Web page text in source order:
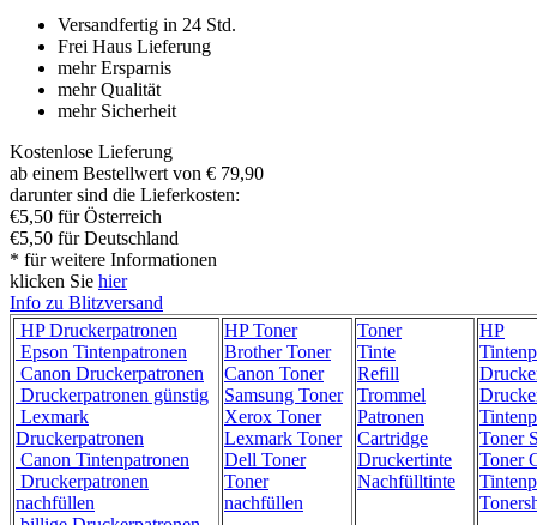
Versandfertig in 24 Std.
Frei Haus Lieferung
mehr Ersparnis
mehr Qualität
mehr Sicherheit
Kostenlose Lieferung
ab einem Bestellwert von € 79,90
darunter sind die Lieferkosten:
€5,50 für Österreich
€5,50 für Deutschland
* für weitere Informationen
klicken Sie hier
Info zu Blitzversand
HP Druckerpatronen
Epson Tintenpatronen
Canon Druckerpatronen
Druckerpatronen günstig
Lexmark
Druckerpatronen
Canon Tintenpatronen
Druckerpatronen
nachfüllen
HP Toner
Brother Toner
Canon Toner
Samsung Toner
Xerox Toner
Lexmark Toner
Dell Toner
Toner
nachfüllen
Toner
Tinte
Refill
Trommel
Patronen
Cartridge
Druckertinte
Nachfülltinte
HP
Toner
Toner